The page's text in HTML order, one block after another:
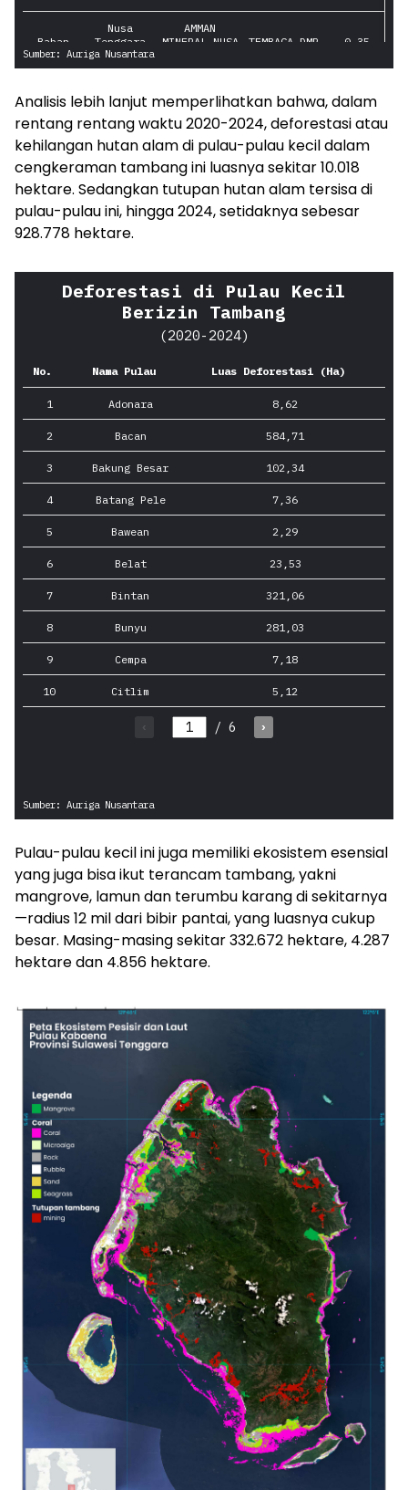
Analisis lebih lanjut memperlihatkan bahwa, dalam
rentang rentang waktu 2020-2024, deforestasi atau
kehilangan hutan alam di pulau-pulau kecil dalam
cengkeraman tambang ini luasnya sekitar 10.018
hektare. Sedangkan tutupan hutan alam tersisa di
pulau-pulau ini, hingga 2024, setidaknya sebesar
928.778 hektare.
Pulau-pulau kecil ini juga memiliki ekosistem esensial
yang juga bisa ikut terancam tambang, yakni
mangrove, lamun dan terumbu karang di sekitarnya
—radius 12 mil dari bibir pantai, yang luasnya cukup
besar. Masing-masing sekitar 332.672 hektare, 4.287
hektare dan 4.856 hektare.